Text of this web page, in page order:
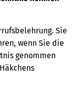
Sie
wenn Sie die
genommen